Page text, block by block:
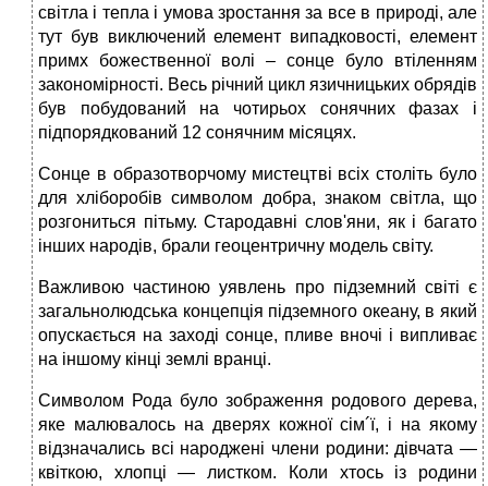
світла і тепла і умова зростання за все в природі, але
тут був виключений елемент випадковості, елемент
примх божественної волі – сонце було втіленням
закономірності. Весь річний цикл язичницьких обрядів
був побудований на чотирьох сонячних фазах і
підпорядкований 12 сонячним місяцях.
Сонце в образотворчому мистецтві всіх століть було
для хліборобів символом добра, знаком світла, що
розгониться пітьму. Стародавні слов'яни, як і багато
інших народів, брали геоцентричну модель світу.
Важливою частиною уявлень про підземний світі є
загальнолюдська концепція підземного океану, в який
опускається на заході сонце, пливе вночі і випливає
на іншому кінці землі вранці.
Символом Рода було зображення родового дерева,
яке малювалось на дверях кожної сім´ї, і на якому
відзначались всі народжені члени родини: дівчата —
квіткою, хлопці — листком. Коли хтось із родини